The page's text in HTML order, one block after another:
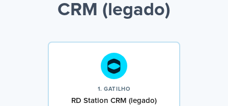
CRM (legado)
1. GATILHO
RD Station CRM (legado)